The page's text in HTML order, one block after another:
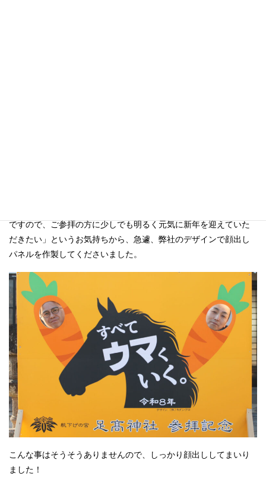
ですので、ご参拝の方に少しでも明るく元気に新年を迎えていた
だきたい」というお気持ちから、急遽、弊社のデザインで顔出し
パネルを作製してくださいました。
こんな事はそうそうありませんので、しっかり顔出ししてまいり
ました！